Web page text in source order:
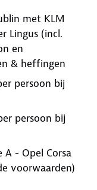
met KLM
Lingus (incl.
en
& heffingen
persoon bij
persoon bij
A - Opel Corsa
voorwaarden)